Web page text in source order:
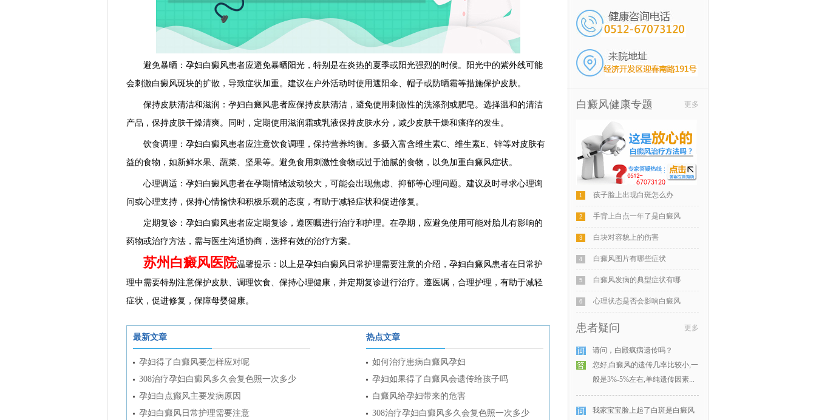
避免暴晒：孕妇白癜风患者应避免暴晒阳光，特别是在炎热的夏季或阳光强烈的时候。阳光中的紫外线可能
会刺激白癜风斑块的扩散，导致症状加重。建议在户外活动时使用遮阳伞、帽子或防晒霜等措施保护皮肤。
保持皮肤清洁和滋润：孕妇白癜风患者应保持皮肤清洁，避免使用刺激性的洗涤剂或肥皂。选择温和的清洁
产品，保持皮肤干燥清爽。同时，定期使用滋润霜或乳液保持皮肤水分，减少皮肤干燥和瘙痒的发生。
饮食调理：孕妇白癜风患者应注意饮食调理，保持营养均衡。多摄入富含维生素C、维生素E、锌等对皮肤有
益的食物，如新鲜水果、蔬菜、坚果等。避免食用刺激性食物或过于油腻的食物，以免加重白癜风症状。
心理调适：孕妇白癜风患者在孕期情绪波动较大，可能会出现焦虑、抑郁等心理问题。建议及时寻求心理询
问或心理支持，保持心情愉快和积极乐观的态度，有助于减轻症状和促进修复。
定期复诊：孕妇白癜风患者应定期复诊，遵医嘱进行治疗和护理。在孕期，应避免使用可能对胎儿有影响的
药物或治疗方法，需与医生沟通协商，选择有效的治疗方案。
苏州白癜风医院温馨提示：以上是孕妇白癜风日常护理需要注意的介绍，孕妇白癜风患者在日常护
理中需要特别注意保护皮肤、调理饮食、保持心理健康，并定期复诊进行治疗。遵医嘱，合理护理，有助于减轻
症状，促进修复，保障母婴健康。
最新文章
孕妇得了白癜风要怎样应对呢
308治疗孕妇白癜风多久会复色照一次多少
孕妇白点癫风主要发病原因
孕妇白癜风日常护理需要注意
热点文章
如何治疗患病白癜风孕妇
孕妇如果得了白癜风会遗传给孩子吗
白癜风给孕妇带来的危害
308治疗孕妇白癜风多久会复色照一次多少
白癜风健康专题 更多
1 孩子脸上出现白斑怎么办
2 手背上白点一年了是白癜风
3 白块对容貌上的伤害
4 白癜风图片有哪些症状
5 白癜风发病的典型症状有哪
6 心理状态是否会影响白癜风
患者疑问 更多
请问，白殿疯病遗传吗？
您好,白癜风的遗传几率比较小,一
般是3%-5%左右,单纯遗传因素...
我家宝宝脸上起了白斑是白癜风